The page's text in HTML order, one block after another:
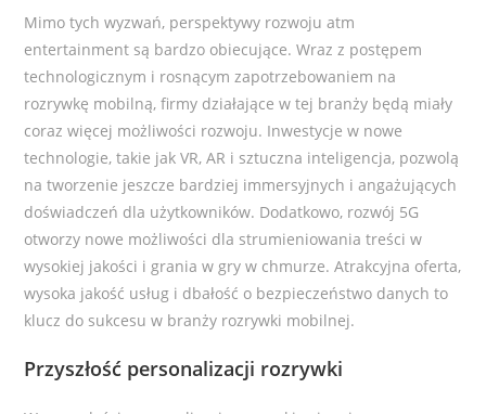
Mimo tych wyzwań, perspektywy rozwoju atm
entertainment są bardzo obiecujące. Wraz z postępem
technologicznym i rosnącym zapotrzebowaniem na
rozrywkę mobilną, firmy działające w tej branży będą miały
coraz więcej możliwości rozwoju. Inwestycje w nowe
technologie, takie jak VR, AR i sztuczna inteligencja, pozwolą
na tworzenie jeszcze bardziej immersyjnych i angażujących
doświadczeń dla użytkowników. Dodatkowo, rozwój 5G
otworzy nowe możliwości dla strumieniowania treści w
wysokiej jakości i grania w gry w chmurze. Atrakcyjna oferta,
wysoka jakość usług i dbałość o bezpieczeństwo danych to
klucz do sukcesu w branży rozrywki mobilnej.
Przyszłość personalizacji rozrywki